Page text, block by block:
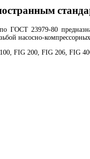
23979-80
насосно-
FIG 200, FIG 206, FIG